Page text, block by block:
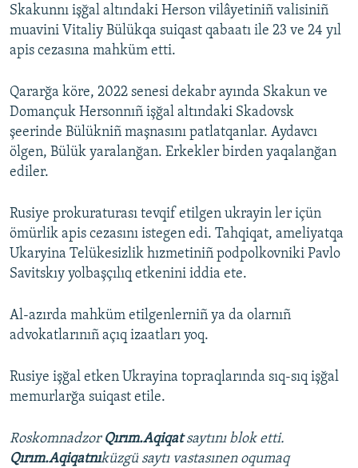
RFE/RS bütün saytları
Skakunnı işğal altındaki Herson vilâyetiniñ valisiniñ
muavini Vitaliy Bülükqa suiqast qabaatı ile 23 ve 24 yıl
apis cezasına mahküm etti.
Qararğa köre, 2022 senesi dekabr ayında Skakun ve
Domançuk Hersonnıñ işğal altındaki Skadovsk
şeerinde Bülükniñ maşnasını patlatqanlar. Aydavcı
ölgen, Bülük yaralanğan. Erkekler birden yaqalanğan
ediler.
Rusiye prokuraturası tevqif etilgen ukrayin ler içün
ömürlik apis cezasını istegen edi. Tahqiqat, ameliyatqa
Ukaryina Telükesizlik hızmetiniñ podpolkovniki Pavlo
Savitskıy yolbaşçılıq etkenini iddia ete.
Al-azırda mahküm etilgenlerniñ ya da olarnıñ
advokatlarınıñ açıq izaatları yoq.
Rusiye işğal etken Ukrayina topraqlarında sıq-sıq işğal
memurlarğa suiqast etile.
Roskomnadzor Qırım.Aqiqatsaytını blok etti.
Qırım.Aqiqatnıküzgü saytı vastasınen oqumaq